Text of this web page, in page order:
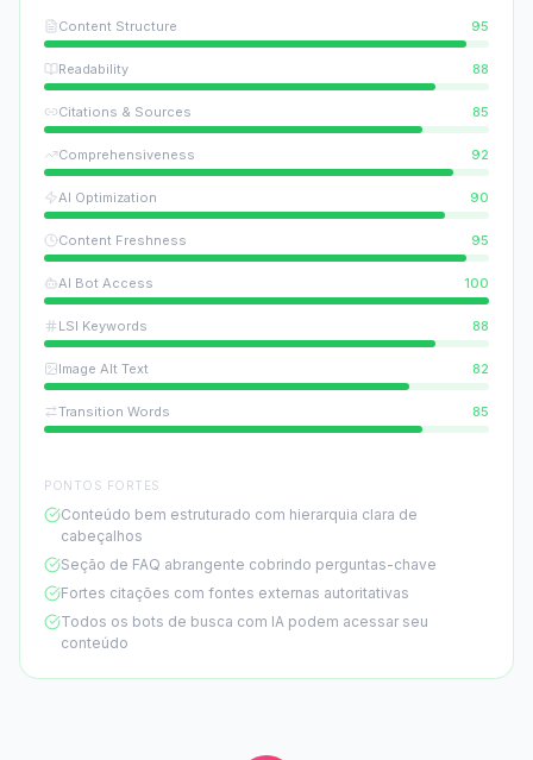
Content Structure 95
Readability 88
Citations & Sources 85
Comprehensiveness 92
AI Optimization 90
Content Freshness 95
AI Bot Access 100
LSI Keywords 88
Image Alt Text 82
Transition Words 85
PONTOS FORTES
Conteúdo bem estruturado com hierarquia clara de
cabeçalhos
Seção de FAQ abrangente cobrindo perguntas-chave
Fortes citações com fontes externas autoritativas
Todos os bots de busca com IA podem acessar seu
conteúdo